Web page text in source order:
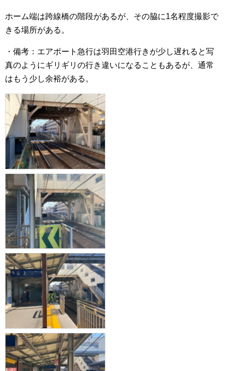
ホーム端は跨線橋の階段があるが、その脇に1名程度撮影で
きる場所がある。
・備考：エアポート急行は羽田空港行きが少し遅れると写
真のようにギリギリの行き違いになることもあるが、通常
はもう少し余裕がある。